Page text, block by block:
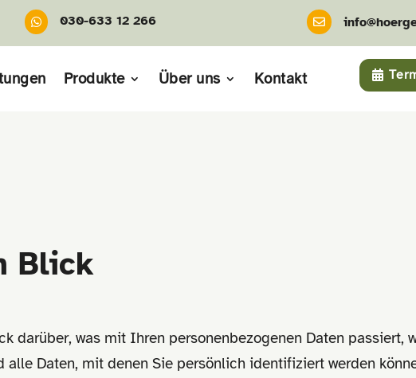
 030-633 12 266 
Produkte Über uns Kontakt
Blick
darüber, was mit Ihren personenbezogenen Daten passiert,
Daten, mit denen Sie persönlich identifiziert werden